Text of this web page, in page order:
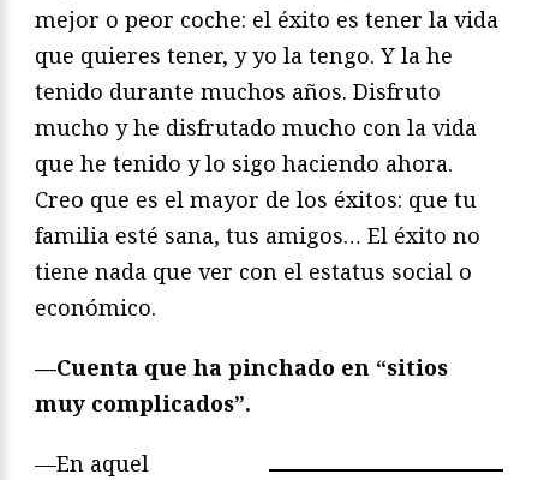
mejor o peor coche: el éxito es tener la vida
que quieres tener, y yo la tengo. Y la he
tenido durante muchos años. Disfruto
mucho y he disfrutado mucho con la vida
que he tenido y lo sigo haciendo ahora.
Creo que es el mayor de los éxitos: que tu
familia esté sana, tus amigos… El éxito no
tiene nada que ver con el estatus social o
económico.
—Cuenta que ha pinchado en “sitios
muy complicados”.
—En aquel